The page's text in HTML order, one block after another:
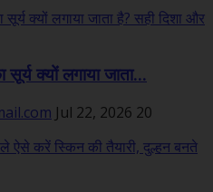
सूर्य क्यों लगाया जाता...
Jul 22, 2026 20